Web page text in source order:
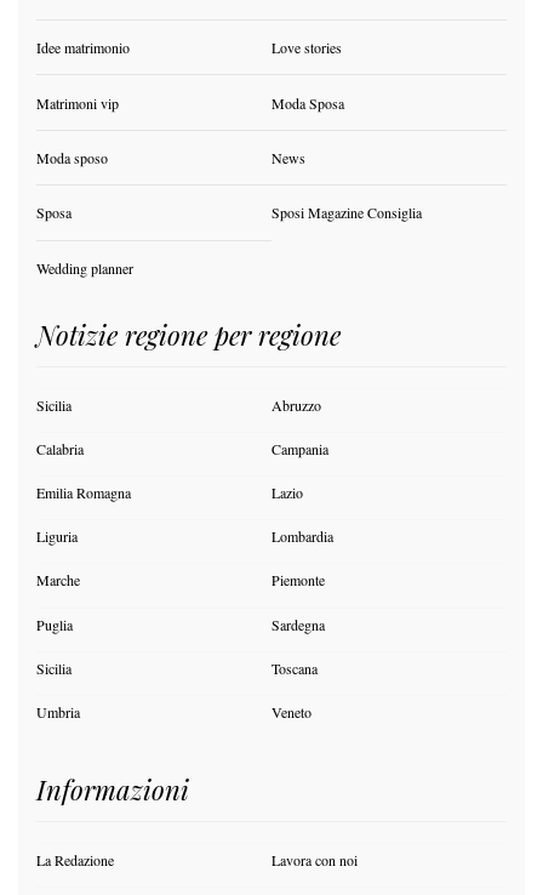
Idee matrimonio Love stories
Matrimoni vip Moda Sposa
Moda sposo News
Sposa Sposi Magazine Consiglia
Wedding planner
Notizie regione per regione
Sicilia Abruzzo
Calabria Campania
Emilia Romagna Lazio
Liguria Lombardia
Marche Piemonte
Puglia Sardegna
Sicilia Toscana
Umbria Veneto
Informazioni
La Redazione Lavora con noi